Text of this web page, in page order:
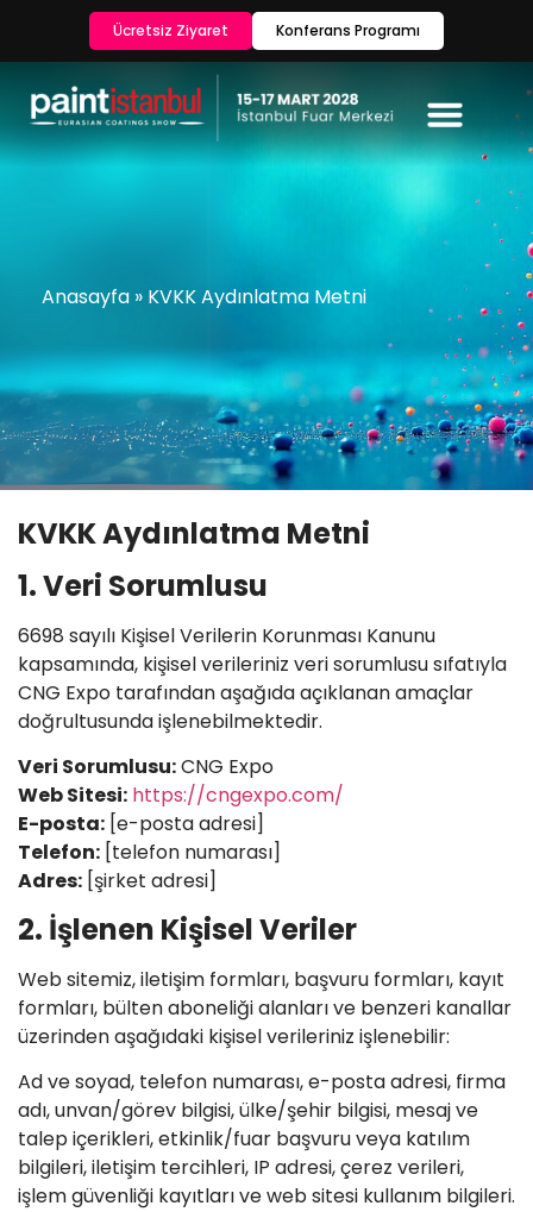
Ücretsiz Ziyaret Konferans Programı
Anasayfa » KVKK Aydınlatma Metni
KVKK Aydınlatma Metni
1. Veri Sorumlusu
6698 sayılı Kişisel Verilerin Korunması Kanunu
kapsamında, kişisel verileriniz veri sorumlusu sıfatıyla
CNG Expo tarafından aşağıda açıklanan amaçlar
doğrultusunda işlenebilmektedir.
Veri Sorumlusu:CNG Expo
Web Sitesi: https://cngexpo.com/
E-posta: [e-posta adresi]
Telefon: [telefon numarası]
Adres: [şirket adresi]
2. İşlenen Kişisel Veriler
Web sitemiz, iletişim formları, başvuru formları, kayıt
formları, bülten aboneliği alanları ve benzeri kanallar
üzerinden aşağıdaki kişisel verileriniz işlenebilir:
Ad ve soyad, telefon numarası, e-posta adresi, firma
adı, unvan/görev bilgisi, ülke/şehir bilgisi, mesaj ve
talep içerikleri, etkinlik/fuar başvuru veya katılım
bilgileri, iletişim tercihleri, IP adresi, çerez verileri,
işlem güvenliği kayıtları ve web sitesi kullanım bilgileri.